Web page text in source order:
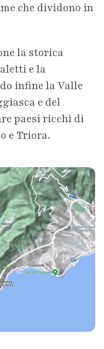
che dividono in
la storica
e la
infine la Valle
e del
paesi ricchi di
e Triora.